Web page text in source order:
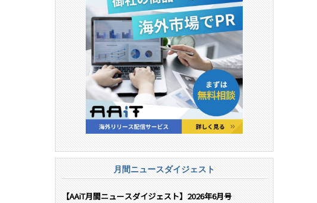
月間ニュースダイジェスト
【AAiT月間ニュースダイジェスト】2026年6月号